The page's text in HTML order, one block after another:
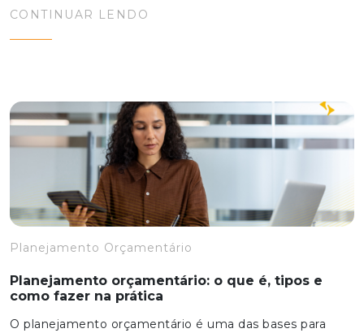
CONTINUAR LENDO
Planejamento Orçamentário
Planejamento orçamentário: o que é, tipos e
como fazer na prática
O planejamento orçamentário é uma das bases para